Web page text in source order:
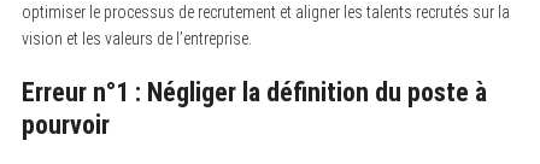
optimiser le processus de recrutement et aligner les talents recrutés sur la
vision et les valeurs de l’entreprise.
Erreur n°1 : Négliger la définition du poste à
pourvoir